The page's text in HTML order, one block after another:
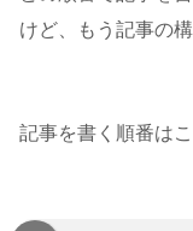
けど、もう記事の
記事を書く順番はこ